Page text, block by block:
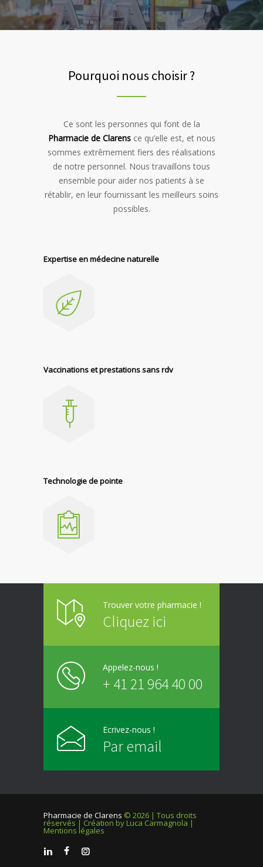
Pourquoi nous choisir ?
Ce sont les personnes qui font de la
Pharmacie de Clarensce qu’elle est, et nous
sommes extrêmement fiers des réalisations
de notre personnel. Nous travaillons tous
ensemble pour aider nos patients à se
rétablir, en leur fournissant les meilleurs soins
possibles.
Expertise en médecine naturelle
Vaccinations et prestations sans rdv
Technologie de pointe
Trouver votre pharmacie !
Cliquez ici
Appelez-nous !
+ 41 21 964 40 00
Ecrivez-nous !
Par email
Pharmacie de Clarens © 2026 | Tous droits
réservés | Création by Luca Carmagnola |
Mentions légales